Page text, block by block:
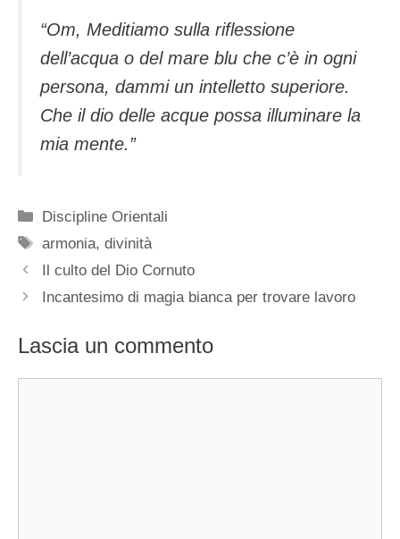
“Om, Meditiamo sulla riflessione
dell’acqua o del mare blu che c’è in ogni
persona, dammi un intelletto superiore.
Che il dio delle acque possa illuminare la
mia mente.”
Categorie
Discipline Orientali
Tag
armonia,divinità
Il culto del Dio Cornuto
Incantesimo di magia bianca per trovare lavoro
Lascia un commento